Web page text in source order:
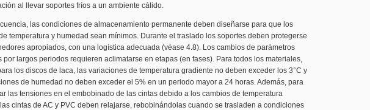
al llevar soportes fríos a un ambiente cálido.
las condiciones de almacenamiento permanente deben diseñarse para que los
temperatura y humedad sean mínimos. Durante el traslado los soportes deben protegerse
apropiados, con una logística adecuada (véase 4.8). Los cambios de parámetros
por largos periodos requieren aclimatarse en etapas (en fases). Para todos los materiales,
los discos de laca, las variaciones de temperatura gradiente no deben exceder los 3°C y
de humedad no deben exceder el 5% en un periodo mayor a 24 horas. Además, para
las tensiones en el embobinado de las cintas debido a los cambios de temperatura
cintas de AC y PVC deben relajarse, rebobinándolas cuando se trasladen a condiciones